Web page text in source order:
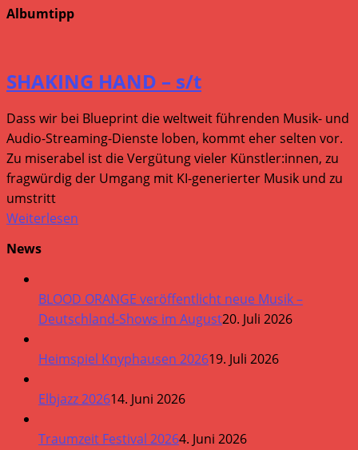
Albumtipp
SHAKING HAND – s/t
Dass wir bei Blueprint die weltweit führenden Musik- und
Audio-Streaming-Dienste loben, kommt eher selten vor.
Zu miserabel ist die Vergütung vieler Künstler:innen, zu
fragwürdig der Umgang mit KI-generierter Musik und zu
umstritt
Weiterlesen
News
BLOOD ORANGE veröffentlicht neue Musik –
Deutschland-Shows im August20. Juli 2026
Heimspiel Knyphausen 202619. Juli 2026
Elbjazz 202614. Juni 2026
Traumzeit Festival 20264. Juni 2026